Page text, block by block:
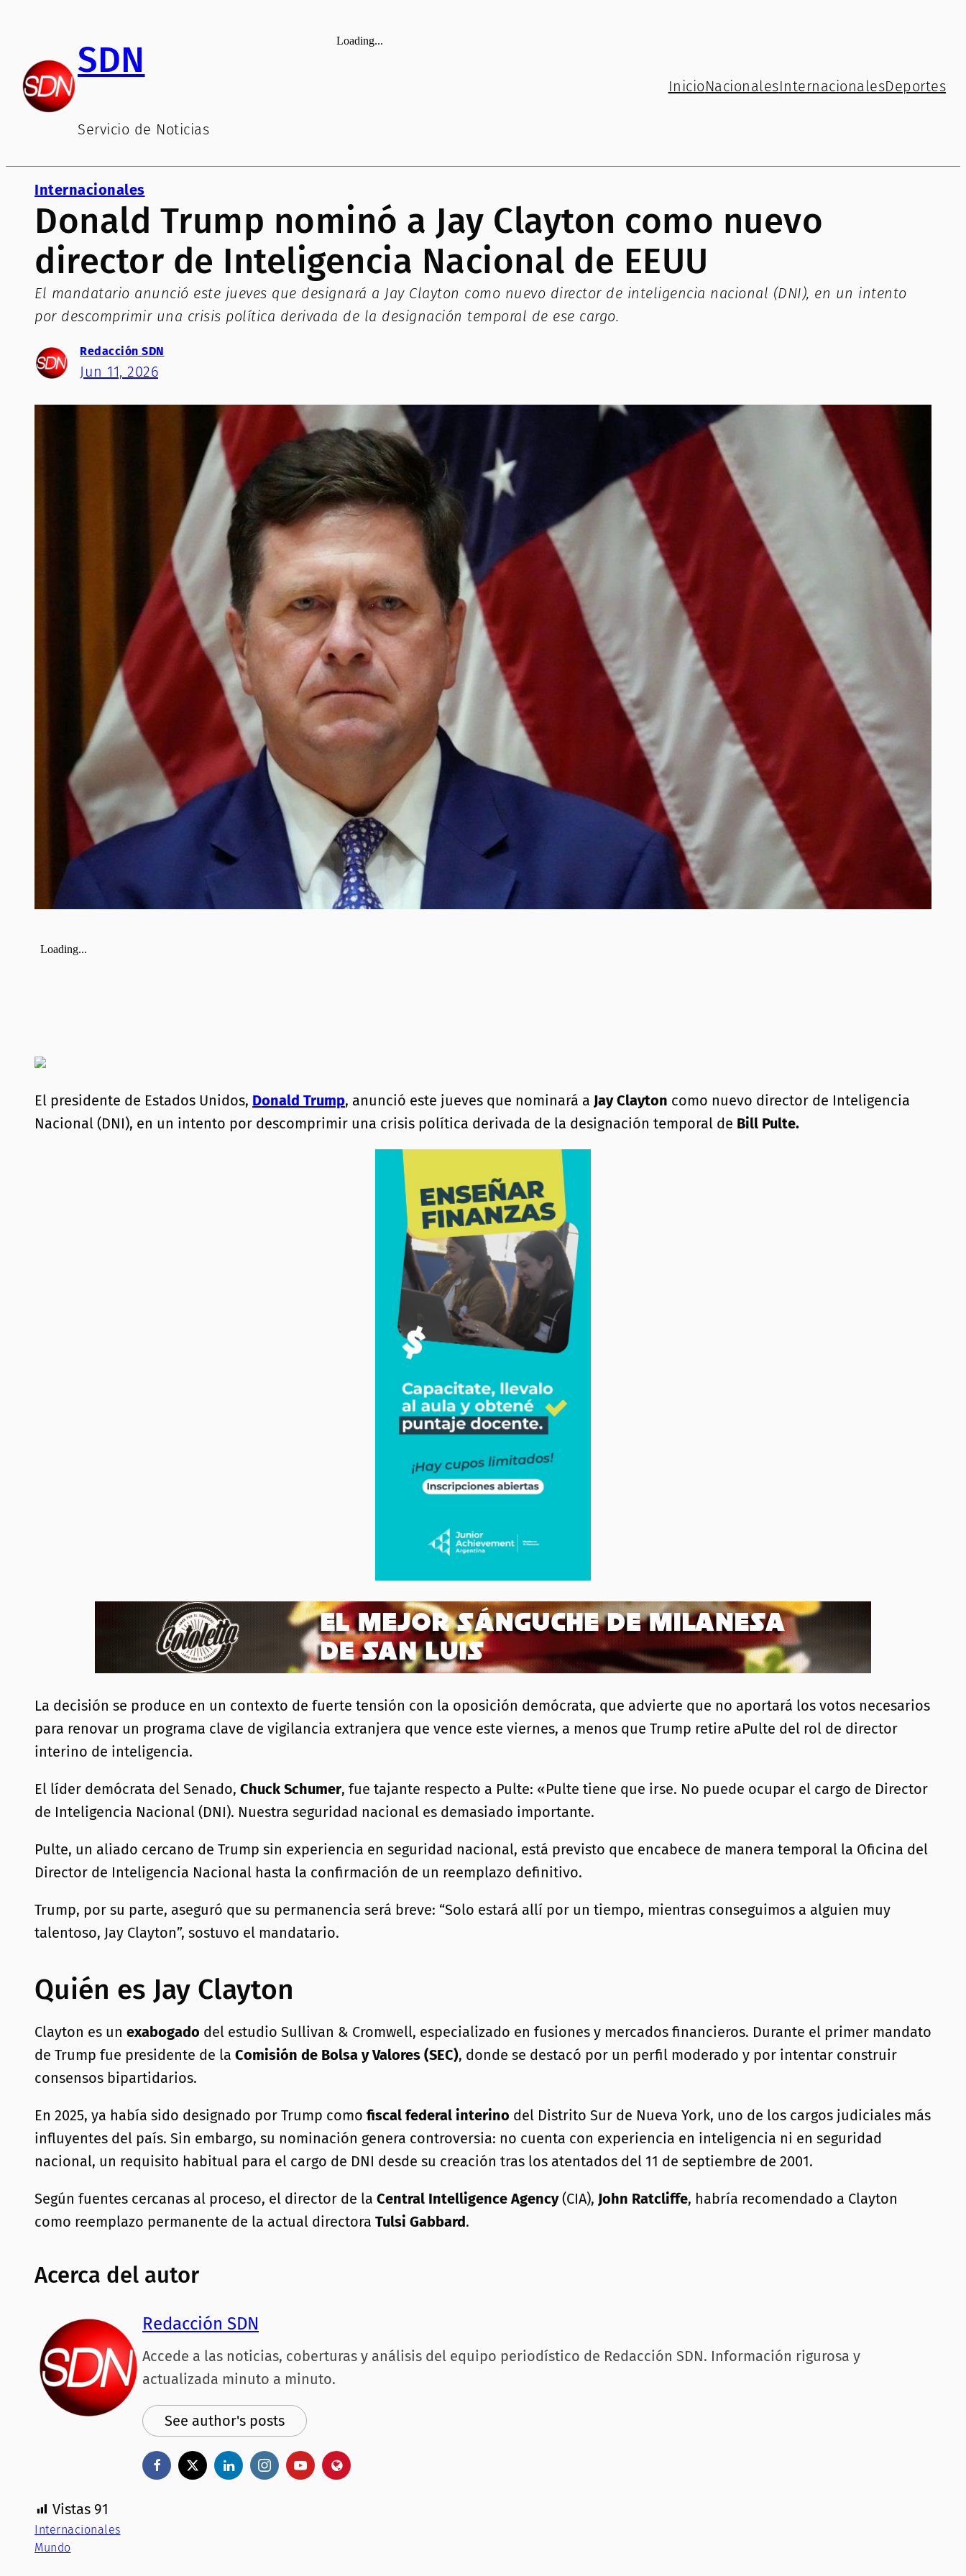
contenido
SDN
Servicio de Noticias
InicioNacionalesInternacionalesDeportes
Internacionales
Donald Trump nominó a Jay Clayton como nuevo
director de Inteligencia Nacional de EEUU
El mandatario anunció este jueves que designará a Jay Clayton como nuevo director de inteligencia nacional (DNI), en un intento
por descomprimir una crisis política derivada de la designación temporal de ese cargo.
Redacción SDN
Jun 11, 2026
El presidente de Estados Unidos, Donald Trump, anunció este jueves que nominará a Jay Clayton como nuevo director de Inteligencia
Nacional (DNI), en un intento por descomprimir una crisis política derivada de la designación temporal de Bill Pulte.
La decisión se produce en un contexto de fuerte tensión con la oposición demócrata, que advierte que no aportará los votos necesarios
para renovar un programa clave de vigilancia extranjera que vence este viernes, a menos que Trump retire aPulte del rol de director
interino de inteligencia.
El líder demócrata del Senado, Chuck Schumer, fue tajante respecto a Pulte: «Pulte tiene que irse. No puede ocupar el cargo de Director
de Inteligencia Nacional (DNI). Nuestra seguridad nacional es demasiado importante.
Pulte, un aliado cercano de Trump sin experiencia en seguridad nacional, está previsto que encabece de manera temporal la Oficina del
Director de Inteligencia Nacional hasta la confirmación de un reemplazo definitivo.
Trump, por su parte, aseguró que su permanencia será breve: “Solo estará allí por un tiempo, mientras conseguimos a alguien muy
talentoso, Jay Clayton”, sostuvo el mandatario.
Quién es Jay Clayton
Clayton es un exabogado del estudio Sullivan & Cromwell, especializado en fusiones y mercados financieros. Durante el primer mandato
de Trump fue presidente de la Comisión de Bolsa y Valores (SEC), donde se destacó por un perfil moderado y por intentar construir
consensos bipartidarios.
En 2025, ya había sido designado por Trump como fiscal federal interino del Distrito Sur de Nueva York, uno de los cargos judiciales más
influyentes del país. Sin embargo, su nominación genera controversia: no cuenta con experiencia en inteligencia ni en seguridad
nacional, un requisito habitual para el cargo de DNI desde su creación tras los atentados del 11 de septiembre de 2001.
Según fuentes cercanas al proceso, el director de la Central Intelligence Agency(CIA), John Ratcliffe, habría recomendado a Clayton
como reemplazo permanente de la actual directora Tulsi Gabbard .
Acerca del autor
Redacción SDN
Accede a las noticias, coberturas y análisis del equipo periodístico de Redacción SDN. Información rigurosa y
actualizada minuto a minuto.
See author's posts
Vistas 91
Internacionales
Mundo